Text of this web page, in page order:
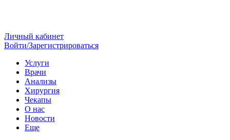
Личный кабинет
Войти/Зарегистрироваться
Услуги
Врачи
Анализы
Хирургия
Чекапы
О нас
Новости
Еще